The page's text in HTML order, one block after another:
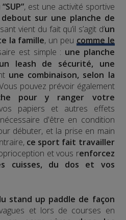
, est une activité sportive
sur une planche de
vient du fait qu’il s’agit d’un
la famille, un peu comme le
est simple : une planche
leash de sécurité, une
une combinaison, selon la
pouvez prévoir également
pour y ranger votre
papiers et autres effets
d'être en condition
débuter, et la prise en main
ce sport fait travailler
et vous renforcez
cuisses, du dos et vos
stand up paddle de façon
et lors de courses en